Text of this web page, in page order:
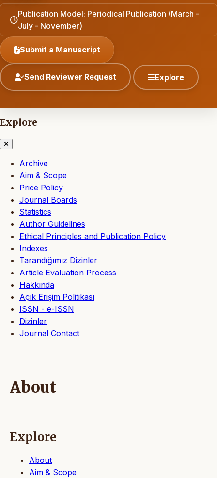
Publication Model: Periodical Publication (March -
July - November)
Submit a Manuscript
Send Reviewer Request Explore
Explore
Archive
Aim & Scope
Price Policy
Journal Boards
Statistics
Author Guidelines
Ethical Principles and Publication Policy
Indexes
Tarandığımız Dizinler
Article Evaluation Process
Hakkında
Açık Erişim Politikası
ISSN - e-ISSN
Dizinler
Journal Contact
About
.
Explore
About
Aim & Scope